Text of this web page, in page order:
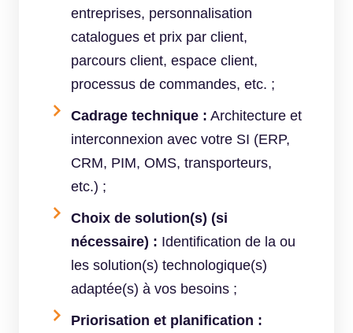
entreprises, personnalisation
catalogues et prix par client,
parcours client, espace client,
processus de commandes, etc. ;
Cadrage technique : Architecture et
interconnexion avec votre SI (ERP,
CRM, PIM, OMS, transporteurs,
etc.) ;
Choix de solution(s) (si
nécessaire) : Identification de la ou
les solution(s) technologique(s)
adaptée(s) à vos besoins ;
Priorisation et planification :